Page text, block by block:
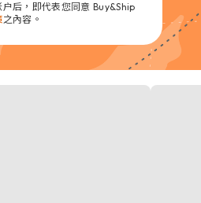
后，即代表您同意 Buy&Ship
之內容。